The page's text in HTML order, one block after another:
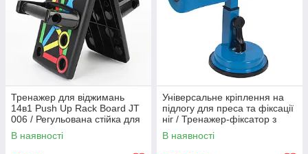
Тренажер для віджимань
14в1 Push Up Rack Board JT
006 / Регульована стійка для
віджимань
В наявності
Універсальне кріплення на
підлогу для преса та фіксації
ніг / Тренажер-фіксатор з
присоскою / Підлоговий
тренажер
В наявності